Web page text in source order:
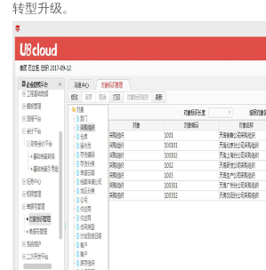
转型升级。